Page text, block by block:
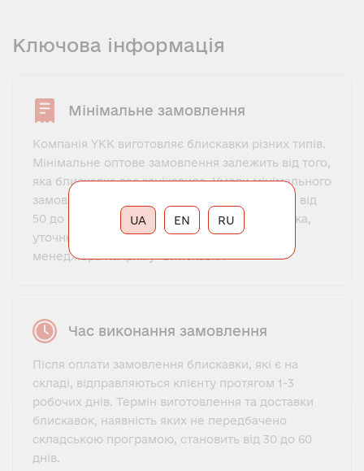
Ключова інформація
Мінімальне замовлення
Компанія YKK виготовляє блискавки різних типів.
Мінімальне оптове замовлення залежить від того,
яка блискавка вас зацікавила. Умови мінімального
замовлення для більшості типів блискавок – від
50 до 100 шт, але бувають винятки. Будь ласка,
уточнюйте мінімальний обсяг замовлення у
менеджера напряму "Блискавки"
Час виконання замовлення
Після оплати замовлення блискавки, які є на
складі, відправляються клієнту протягом 1-3
робочих днів. Термін виготовлення та доставки
блискавок, наявність яких не передбачено
складською програмою, становить від 30 до 60
днів.
RU
UA EN